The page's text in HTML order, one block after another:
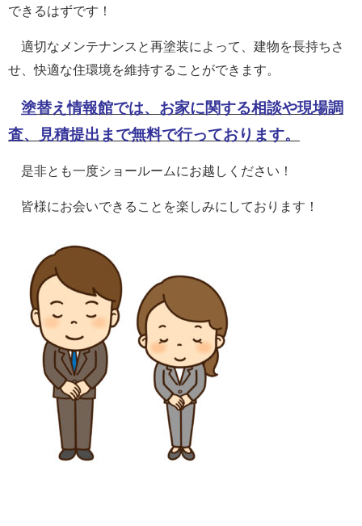
できるはずです！
適切なメンテナンスと再塗装によって、建物を長持ちさ
せ、快適な住環境を維持することができます。
塗替え情報館では、お家に関する相談や現場調
査、見積提出まで無料で行っております。
是非とも一度ショールームにお越しください！
皆様にお会いできることを楽しみにしております！